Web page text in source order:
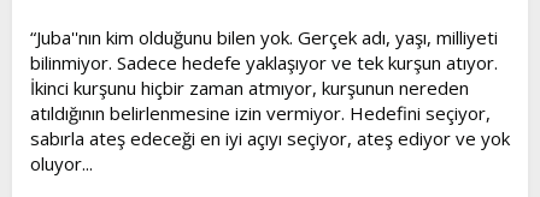
“Juba''nın kim olduğunu bilen yok. Gerçek adı, yaşı, milliyeti
bilinmiyor. Sadece hedefe yaklaşıyor ve tek kurşun atıyor.
İkinci kurşunu hiçbir zaman atmıyor, kurşunun nereden
atıldığının belirlenmesine izin vermiyor. Hedefini seçiyor,
sabırla ateş edeceği en iyi açıyı seçiyor, ateş ediyor ve yok
oluyor...